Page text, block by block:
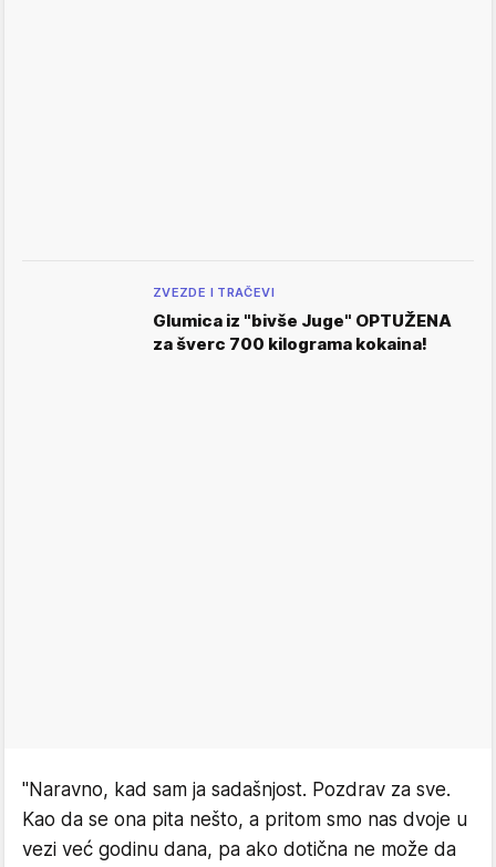
ZVEZDE I TRAČEVI
Glumica iz "bivše Juge" OPTUŽENA
za šverc 700 kilograma kokaina!
"Naravno, kad sam ja sadašnjost. Pozdrav za sve.
Kao da se ona pita nešto, a pritom smo nas dvoje u
vezi već godinu dana, pa ako dotična ne može da